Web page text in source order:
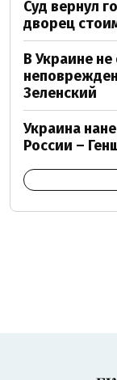
Суд вернул
дворец
В Украине
Зеленский
Украина
России –